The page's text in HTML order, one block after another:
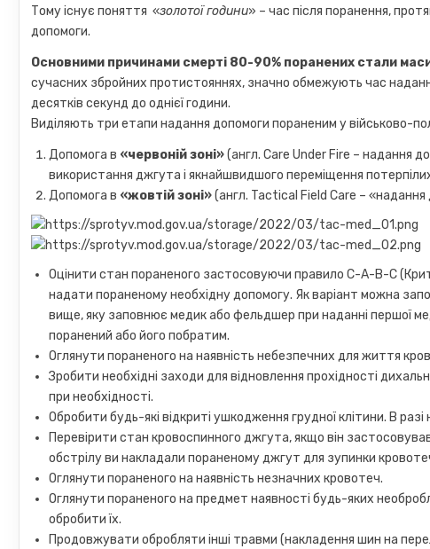
Тому існує поняття «золотої години» – час після поранення,
допомоги.
Основними причинами смерті 80-90% поранених стали
сучасних збройних протистояннях, значно обмежують час
десятків секунд до однієї години.
Виділяють три етапи надання допомоги пораненим у військово-
Допомога в «червоній зоні»(англ. Care Under Fire – надання
використання джгута і якнайшвидшого переміщення
Допомога в «жовтій зоні»(англ. Tactical Field Care –
Оцінити стан пораненого застосовуючи правило C-A-B-C
надати пораненому необхідну допомогу. Як варіант можна
вище, яку заповнює медик або фельдшер при наданні першої
поранений або його побратим.
Оглянути пораненого на наявність небезпечних для життя
Зробити необхідні заходи для відновлення прохідності
при необхідності.
Обробити будь-які відкриті ушкодження грудної клітини. В
Перевірити стан кровоспинного джгута, якщо він
обстрілу ви накладали пораненому джгут для зупинки
Оглянути пораненого на наявність незначних кровотеч.
Оглянути пораненого на предмет наявності будь-яких
обробити їх.
Продовжувати обробляти інші травми (накладення шин на